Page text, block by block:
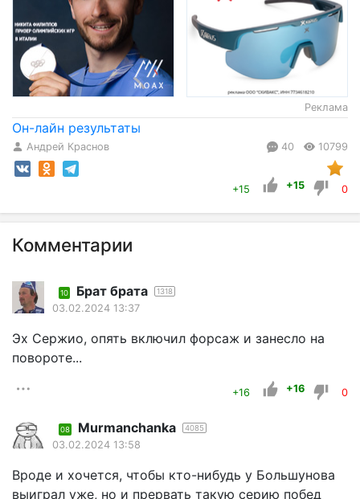
Реклама
Он-лайн результаты
Андрей Краснов 40 10799
+15 +15 0
Комментарии
10 Брат брата 1318
03.02.2024 13:37
Эх Сержио, опять включил форсаж и занесло на
повороте...
+16 +16 0
08 Murmanchanka 4085
03.02.2024 13:58
Вроде и хочется, чтобы кто-нибудь у Большунова
выиграл уже, но и прервать такую серию побед